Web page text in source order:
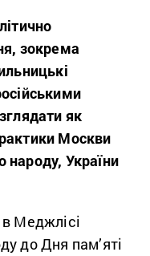
зокрема
як
Москви
України
в Меджлісі
до Дня пам’яті